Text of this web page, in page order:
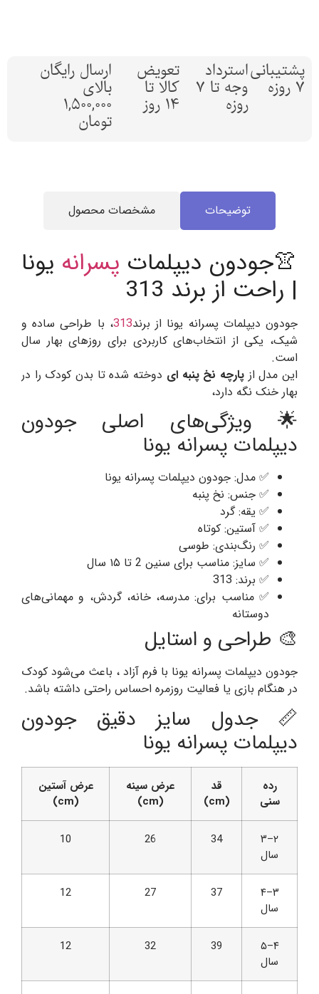
پشتیبانی
7 روزه
استرداد
وجه تا 7
روزه
تعویض
کالا تا
14 روز
ارسال رایگان
بالای
1,500,000
تومان
توضیحات مشخصات محصول
👚جودون دیپلمات پسرانه یونا
| راحت از برند 313
جودون دیپلمات پسرانه یونا از برند313، با طراحی ساده و
شیک، یکی از انتخاب‌های کاربردی برای روزهای بهار سال
است.
این مدل ازپارچه نخ پنبه ای دوخته شده تا بدن کودک را در
بهار خنک نگه دارد،
🌟 ویژگی‌های اصلی جودون
دیپلمات پسرانه یونا
✅ مدل: جودون دیپلمات پسرانه یونا
✅ جنس: نخ پنبه
✅ یقه: گرد
✅ آستین: کوتاه
✅ رنگ‌بندی: طوسی
✅ سایز: مناسب برای سنین 2 تا ۱۵ سال
✅ برند: 313
✅ مناسب برای: مدرسه، خانه، گردش، و مهمانی‌های
دوستانه
🎨 طراحی و استایل
جودون دیپلمات پسرانه یونا با فرم آزاد ، باعث می‌شود کودک
در هنگام بازی یا فعالیت روزمره احساس راحتی داشته باشد.
📏 جدول سایز دقیق جودون
دیپلمات پسرانه یونا
رده
سنی
قد
(cm)
عرض سینه
(cm)
عرض آستین
(cm)
۲–۳
سال
34
26
10
۳–۴
سال
37
27
12
۴–۵
سال
39
32
12